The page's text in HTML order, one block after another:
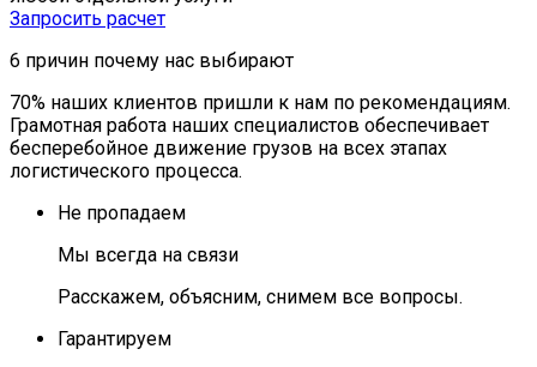
Запросить расчет
6 причин почему нас выбирают
70% наших клиентов пришли к нам по рекомендациям.
Грамотная работа наших специалистов обеспечивает
бесперебойное движение грузов на всех этапах
логистического процесса.
Не пропадаем
Мы всегда на связи
Расскажем, объясним, снимем все вопросы.
Гарантируем